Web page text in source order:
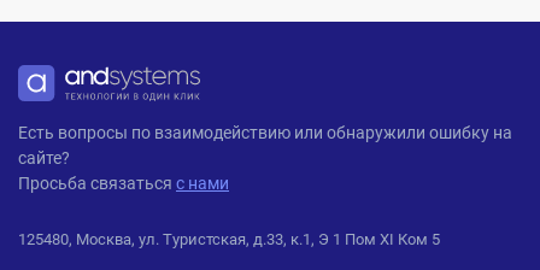
ANDPRO
Есть вопросы по взаимодействию или обнаружили ошибку на
сайте?
Просьба связаться с нами
125480, Москва, ул. Туристская, д.33, к.1, Э 1 Пом XI Ком 5